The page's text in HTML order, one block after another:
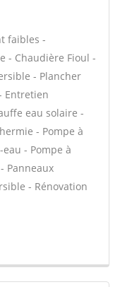
faibles -
- Chaudière Fioul -
- Plancher
Entretien
eau solaire -
- Pompe à
- Pompe à
Panneaux
- Rénovation